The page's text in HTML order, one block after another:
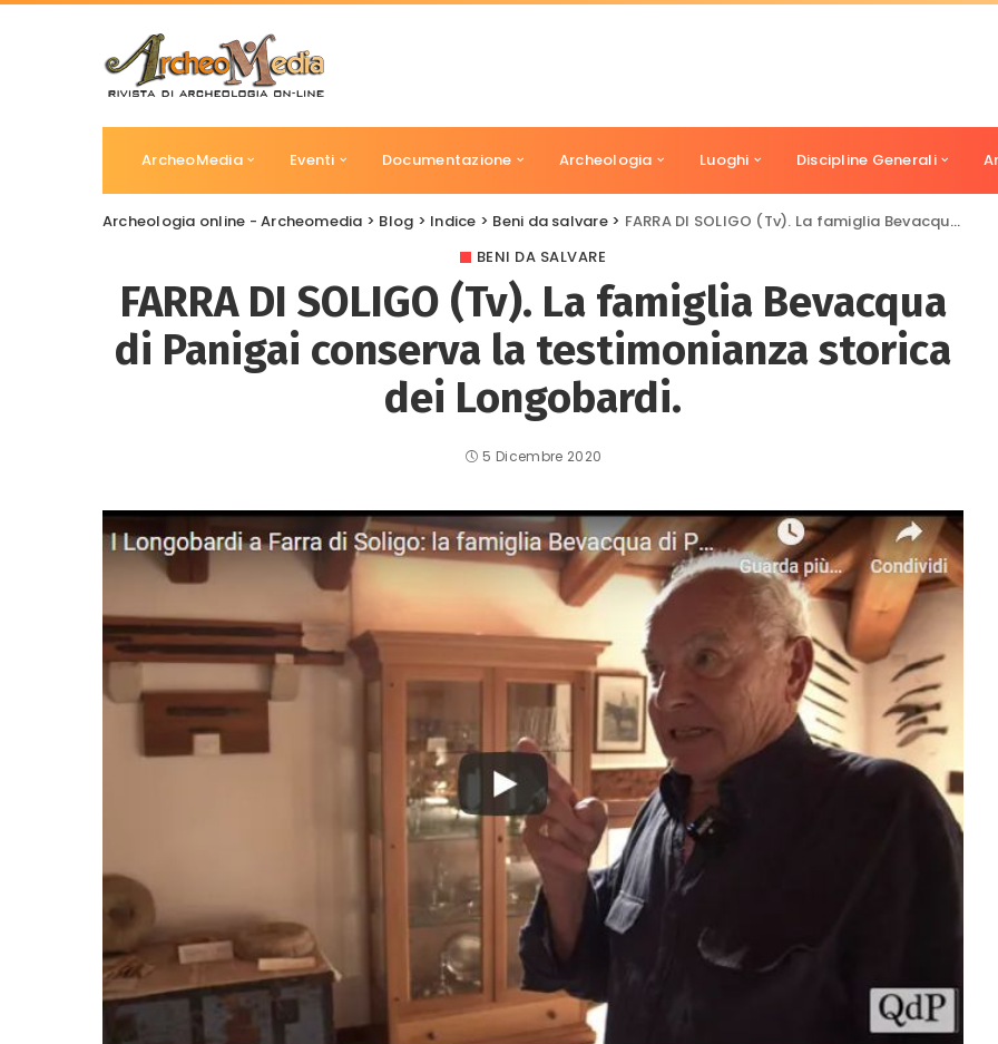
ArcheoMedia Eventi Documentazione Archeologia Luoghi Discipline Generali
Archeologia online - Archeomedia > Blog > Indice > Beni da salvare> FARRA DI SOLIGO (Tv). La famiglia Bevacqua di Panigai conserva la testimonianza storica dei Longobardi.
BENI DA SALVARE
FARRA DI SOLIGO (Tv). La famiglia Bevacqua
di Panigai conserva la testimonianza storica
dei Longobardi.
5 Dicembre 2020